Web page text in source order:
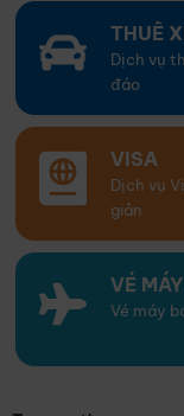
THUÊ
Dịch vụ
đáo
VISA
Dịch vụ
giản
VÉ
Vé máy